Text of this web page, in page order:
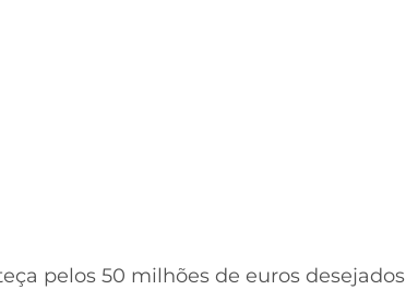
pelos 50 milhões de euros desejados